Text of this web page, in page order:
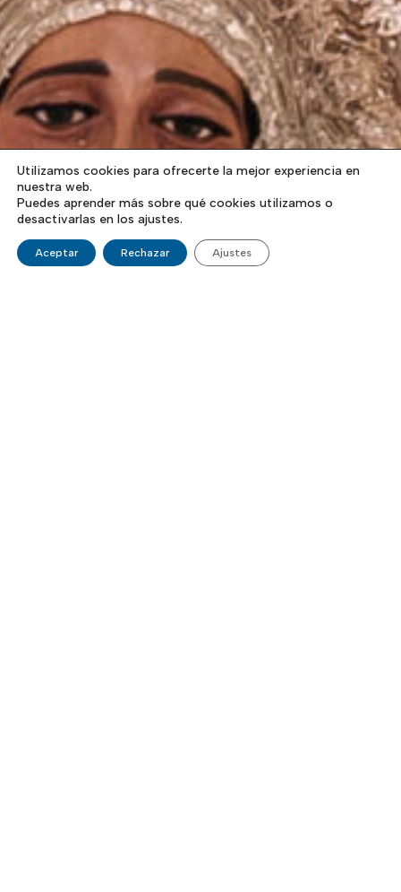
Utilizamos cookies para ofrecerte la mejor experiencia en
nuestra web.
Puedes aprender más sobre qué cookies utilizamos o
desactivarlas en los ajustes.
Aceptar Rechazar Ajustes